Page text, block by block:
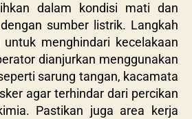
dalam kondisi mati dan
sumber listrik. Langkah
menghindari kecelakaan
dianjurkan menggunakan
sarung tangan, kacamata
agar terhindar dari percikan
Pastikan juga area kerja